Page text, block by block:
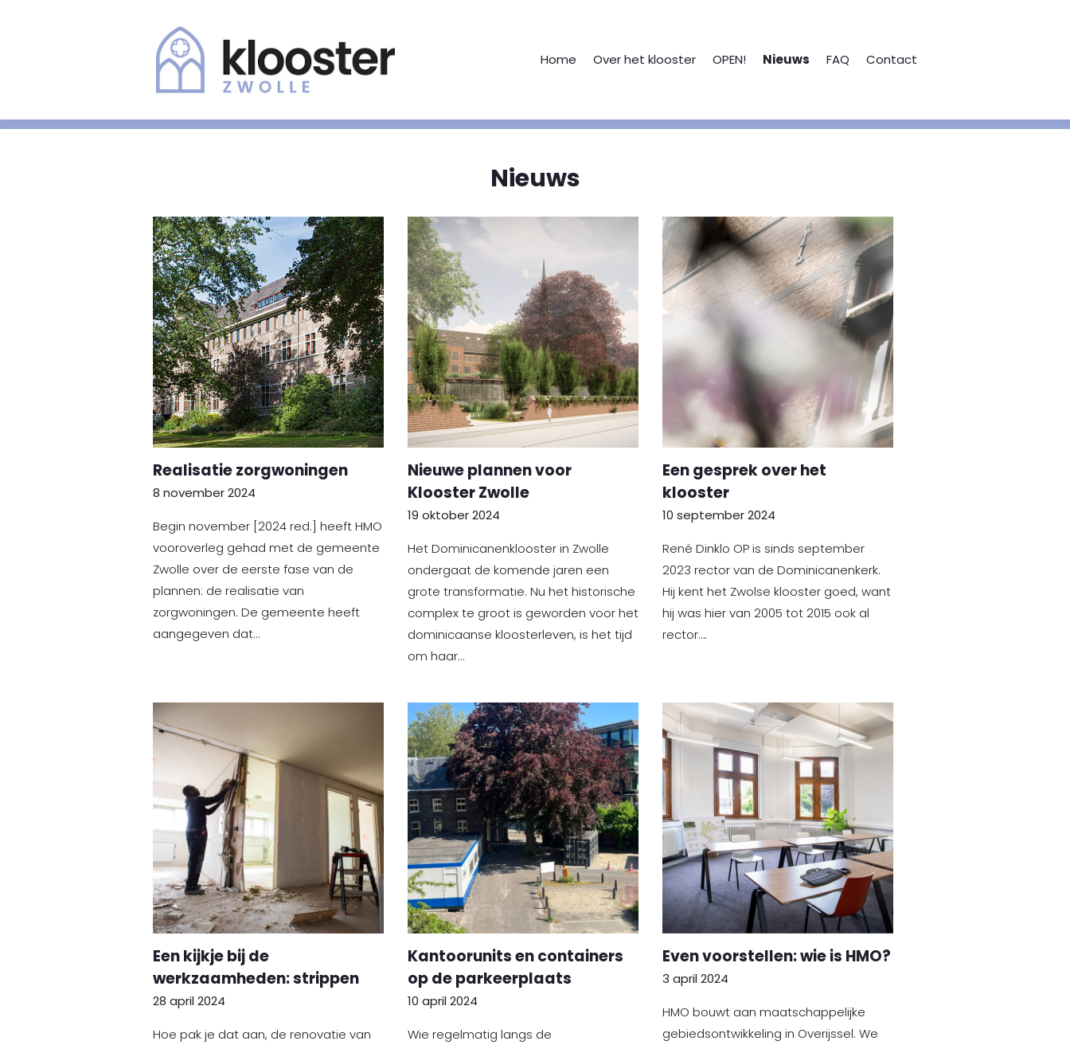
Home Over het klooster OPEN! Nieuws FAQ Contact
Nieuws
Realisatie zorgwoningen
8 november 2024
Begin november [2024 red.] heeft HMO
vooroverleg gehad met de gemeente
Zwolle over de eerste fase van de
plannen: de realisatie van
zorgwoningen. De gemeente heeft
aangegeven dat…
Nieuwe plannen voor
Klooster Zwolle
19 oktober 2024
Het Dominicanenklooster in Zwolle
ondergaat de komende jaren een
grote transformatie. Nu het historische
complex te groot is geworden voor het
dominicaanse kloosterleven, is het tijd
om haar…
Een gesprek over het
klooster
10 september 2024
René Dinklo OP is sinds september
2023 rector van de Dominicanenkerk.
Hij kent het Zwolse klooster goed, want
hij was hier van 2005 tot 2015 ook al
rector….
Een kijkje bij de
werkzaamheden: strippen
28 april 2024
Hoe pak je dat aan, de renovatie van
Kantoorunits en containers
op de parkeerplaats
10 april 2024
Wie regelmatig langs de
Even voorstellen: wie is HMO?
3 april 2024
HMO bouwt aan maatschappelijke
gebiedsontwikkeling in Overijssel. We